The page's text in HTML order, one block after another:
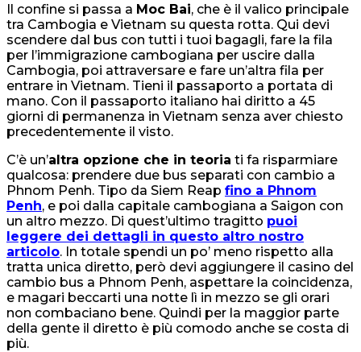
Il confine si passa a Moc Bai, che è il valico principale
tra Cambogia e Vietnam su questa rotta. Qui devi
scendere dal bus con tutti i tuoi bagagli, fare la fila
per l’immigrazione cambogiana per uscire dalla
Cambogia, poi attraversare e fare un’altra fila per
entrare in Vietnam. Tieni il passaporto a portata di
mano. Con il passaporto italiano hai diritto a 45
giorni di permanenza in Vietnam senza aver chiesto
precedentemente il visto.
C’è un’altra opzione che in teoria ti fa risparmiare
qualcosa: prendere due bus separati con cambio a
Phnom Penh. Tipo da Siem Reap fino a Phnom
Penh, e poi dalla capitale cambogiana a Saigon con
un altro mezzo. Di quest’ultimo tragitto puoi
leggere dei dettagli in questo altro nostro
articolo. In totale spendi un po’ meno rispetto alla
tratta unica diretto, però devi aggiungere il casino del
cambio bus a Phnom Penh, aspettare la coincidenza,
e magari beccarti una notte lì in mezzo se gli orari
non combaciano bene. Quindi per la maggior parte
della gente il diretto è più comodo anche se costa di
più.